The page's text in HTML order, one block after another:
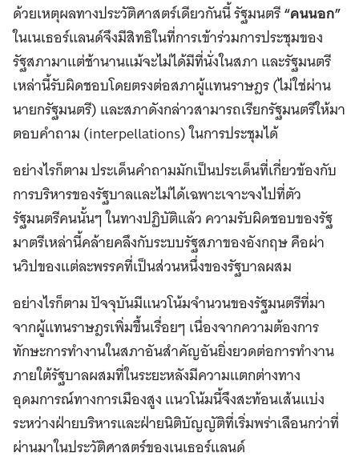
ด้วยเหตุผลทางประวัติศาสตร์เดียวกันนี้ รัฐมนตรี“คนนอก”
ในเนเธอร์แลนด์จึงมีสิทธิในที่การเข้าร่วมการประชุมของ
รัฐสภามาแต่ช้านานแม้จะไม่ได้มีที่นั่งในสภา และรัฐมนตรี
เหล่านี้รับผิดชอบโดยตรงต่อสภาผู้แทนราษฎร (ไม่ใช่ผ่าน
นายกรัฐมนตรี) และสภาดังกล่าวสามารถเรียกรัฐมนตรีให้มา
ตอบคำถาม (interpellations) ในการประชุมได้
อย่างไรก็ตาม ประเด็นคำถามมักเป็นประเด็นที่เกี่ยวข้องกับ
การบริหารของรัฐบาลและไม่ได้เฉพาะเจาะจงไปที่ตัว
รัฐมนตรีคนนั้นๆ ในทางปฏิบัติแล้ว ความรับผิดชอบของรัฐ
มาตรีเหล่านี้คล้ายคลึงกับระบบรัฐสภาของอังกฤษ คือผ่า
นวิปของแต่ละพรรคที่เป็นส่วนหนึ่งของรัฐบาลผสม
อย่างไรก็ตาม ปัจจุบันมีแนวโน้มจำนวนของรัฐมนตรีที่มา
จากผู้แทนราษฎรเพิ่มขึ้นเรื่อยๆ เนื่องจากความต้องการ
ทักษะการทำงานในสภาอันสำคัญอันยิ่งยวดต่อการทำงาน
ภายใต้รัฐบาลผสมที่ในระยะหลังมีความแตกต่างทาง
อุดมการณ์ทางการเมืองสูง แนวโน้มนี้จึงสะท้อนเส้นแบ่ง
ระหว่างฝ่ายบริหารและฝ่ายนิติบัญญัติที่เริ่มพร่าเลือนกว่าที่
ผ่านมาในประวัติศาสตร์ของเนเธอร์แลนด์